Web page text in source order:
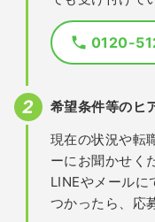
0120-
希望条件等のヒ
現在の状況や転
ーにお聞かせく
LINEやメールに
つかったら、応